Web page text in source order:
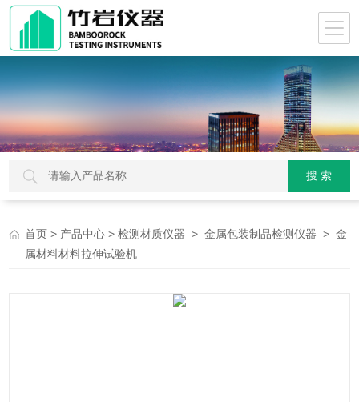
首页 > 产品中心 >检测材质仪器 >金属包装制品检测仪器 > 金
属材料材料拉伸试验机